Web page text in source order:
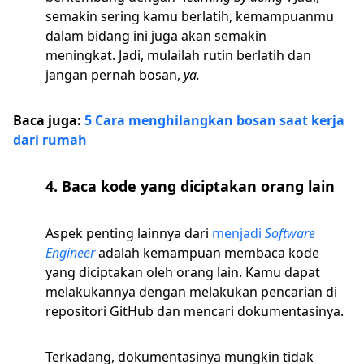
semakin sering kamu berlatih, kemampuanmu
dalam bidang ini juga akan semakin
meningkat. Jadi, mulailah rutin berlatih dan
jangan pernah bosan, ya.
Baca juga: 5 Cara menghilangkan bosan saat kerja
dari rumah
4. Baca kode yang diciptakan orang lain
Aspek penting lainnya dari menjadi Software
Engineeradalah kemampuan membaca kode
yang diciptakan oleh orang lain. Kamu dapat
melakukannya dengan melakukan pencarian di
repositori GitHub dan mencari dokumentasinya.
Terkadang, dokumentasinya mungkin tidak